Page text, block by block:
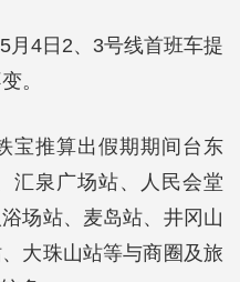
月4日2、3号线首班车提
。
宝推算出假期期间台东
汇泉广场站、人民会堂
场站、麦岛站、井冈山
大珠山站等与商圈及旅